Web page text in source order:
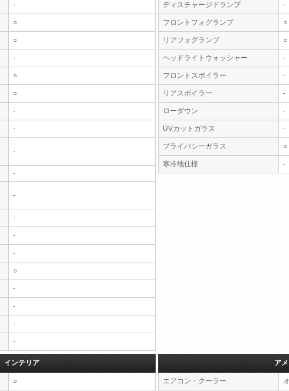
-
○
○
-
○
○
-
-
-
-
-
-
-
-
○
-
-
-
-
ディスチャージドランプ -
フロントフォグランプ ○
リアフォグランプ ○
ヘッドライトウォッシャー -
フロントスポイラー -
リアスポイラー -
ローダウン -
UVカットガラス -
プライバシーガラス ○
寒冷地仕様 -
インテリア
○
ア
エアコン・クーラー